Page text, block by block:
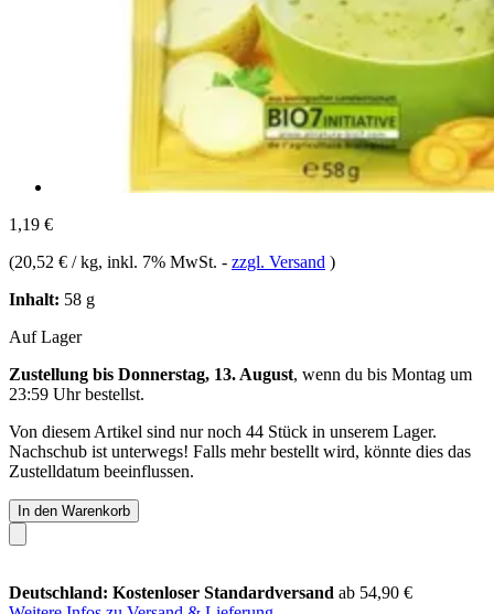
1,19 €
(20,52 € / kg, inkl. 7% MwSt. - zzgl. Versand )
Inhalt: 58 g
Auf Lager
Zustellung bis Donnerstag, 13. August, wenn du bis Montag um
23:59 Uhrbestellst.
Von diesem Artikel sind nur noch 44 Stück in unserem Lager.
Nachschub ist unterwegs! Falls mehr bestellt wird, könnte dies das
Zustelldatum beeinflussen.
In den Warenkorb
Deutschland: Kostenloser Standardversand ab 54,90 €